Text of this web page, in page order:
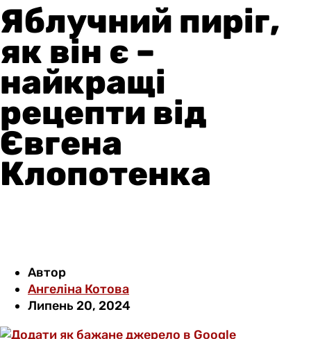
Яблучний пиріг,
як він є –
найкращі
рецепти від
Євгена
Клопотенка
Автор
Ангеліна Котова
Липень 20, 2024